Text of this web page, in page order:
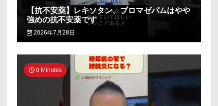
【抗不安薬】レキソタン、ブロマゼパムはやや
強めの抗不安薬です
2026年7月28日
0 Minutes